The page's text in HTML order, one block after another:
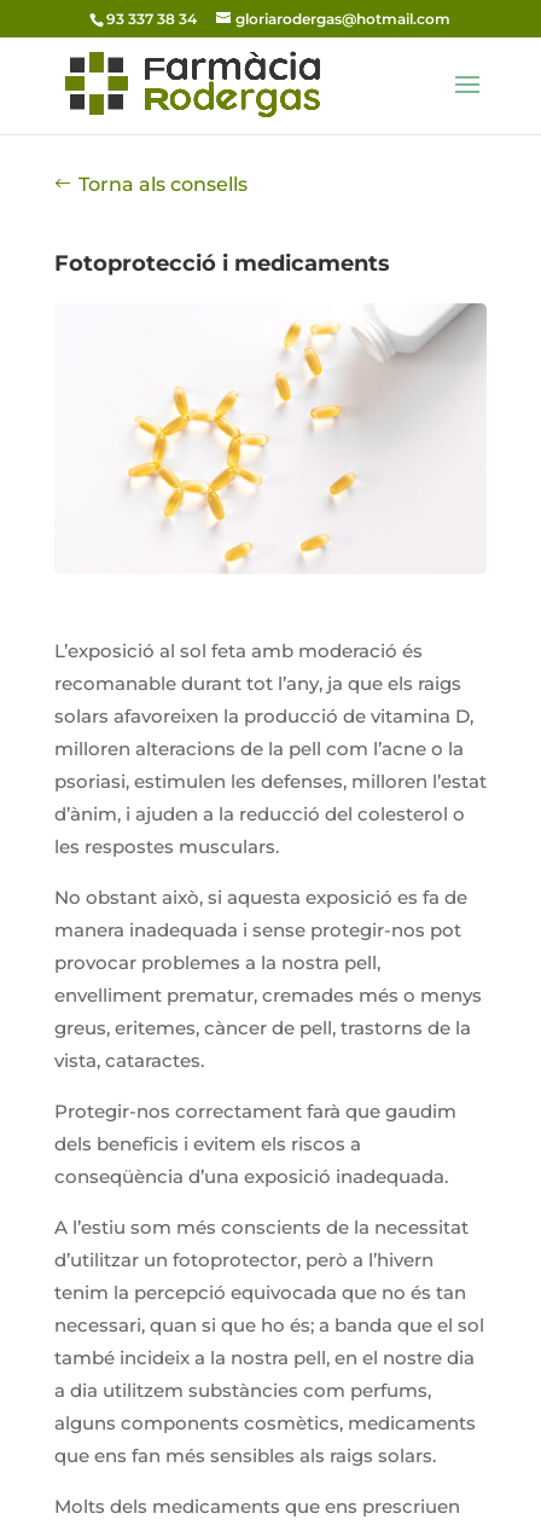
93 337 38 34 gloriarodergas@hotmail.com
Torna als consells
Fotoprotecció i medicaments
L’exposició al sol feta amb moderació és
recomanable durant tot l’any, ja que els raigs
solars afavoreixen la producció de vitamina D,
milloren alteracions de la pell com l’acne o la
psoriasi, estimulen les defenses, milloren l’estat
d’ànim, i ajuden a la reducció del colesterol o
les respostes musculars.
No obstant això, si aquesta exposició es fa de
manera inadequada i sense protegir-nos pot
provocar problemes a la nostra pell,
envelliment prematur, cremades més o menys
greus, eritemes, càncer de pell, trastorns de la
vista, cataractes.
Protegir-nos correctament farà que gaudim
dels beneficis i evitem els riscos a
conseqüència d’una exposició inadequada.
A l’estiu som més conscients de la necessitat
d’utilitzar un fotoprotector, però a l’hivern
tenim la percepció equivocada que no és tan
necessari, quan si que ho és; a banda que el sol
també incideix a la nostra pell, en el nostre dia
a dia utilitzem substàncies com perfums,
alguns components cosmètics, medicaments
que ens fan més sensibles als raigs solars.
Molts dels medicaments que ens prescriuen